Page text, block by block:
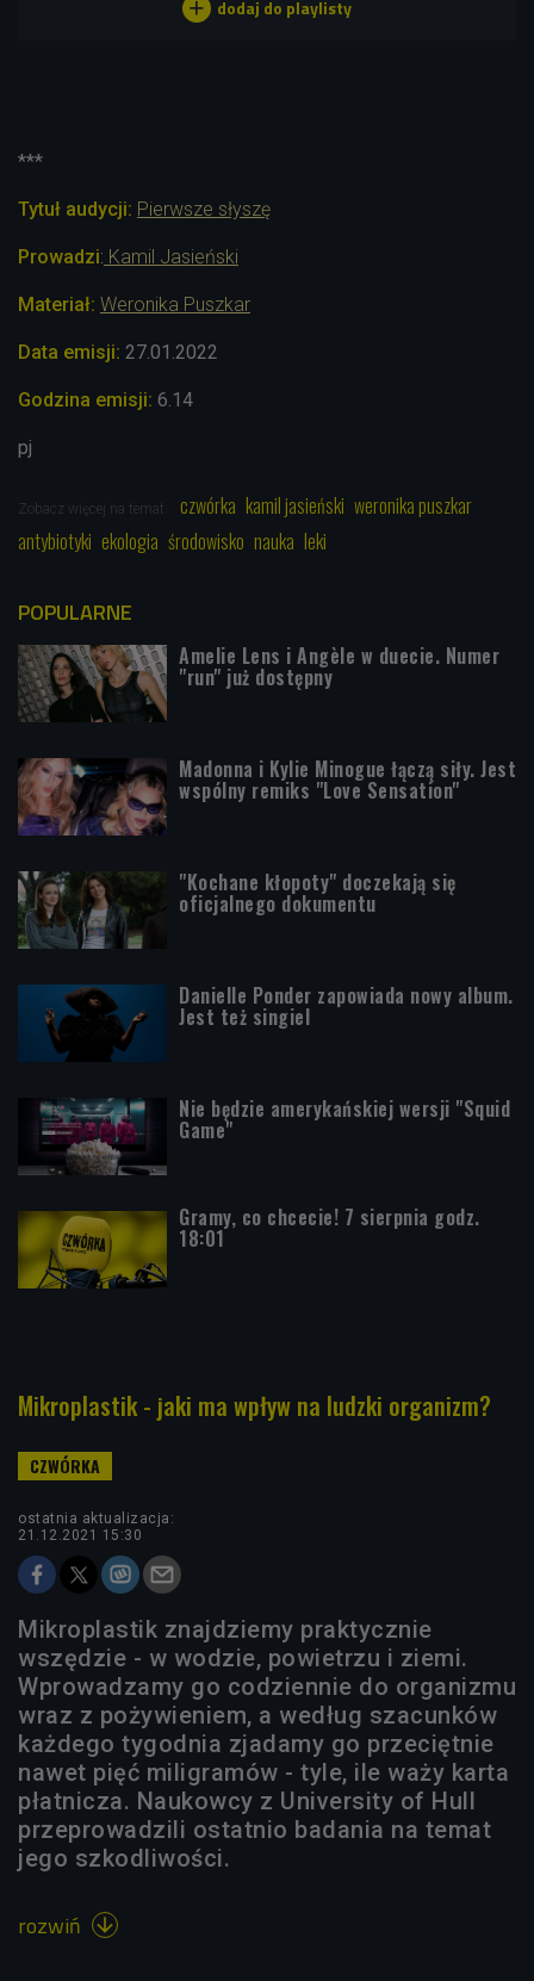
***
Tytuł audycji: Pierwsze słyszę
Prowadzi: Kamil Jasieński
Materiał: Weronika Puszkar
Data emisji: 27.01 .2022
Godzina emisji: 6.14
pj
Zobacz więcej na temat: czwórka kamil jasieński weronika puszkar
antybiotyki ekologia środowisko nauka leki
POPULARNE
Amelie Lens i Angèle w duecie. Numer
"run" już dostępny
Madonna i Kylie Minogue łączą siły. Jest
wspólny remiks "Love Sensation"
"Kochane kłopoty" doczekają się
oficjalnego dokumentu
Danielle Ponder zapowiada nowy album.
Jest też singiel
Nie będzie amerykańskiej wersji "Squid
Game"
Gramy, co chcecie! 7 sierpnia godz.
18:01
Mikroplastik - jaki ma wpływ na ludzki organizm?
ostatnia aktualizacja:
21.12.2021 15:30
Mikroplastik znajdziemy praktycznie
wszędzie - w wodzie, powietrzu i ziemi.
Wprowadzamy go codziennie do organizmu
wraz z pożywieniem, a według szacunków
każdego tygodnia zjadamy go przeciętnie
nawet pięć miligramów - tyle, ile waży karta
płatnicza. Naukowcy z University of Hull
przeprowadzili ostatnio badania na temat
jego szkodliwości.
rozwiń 